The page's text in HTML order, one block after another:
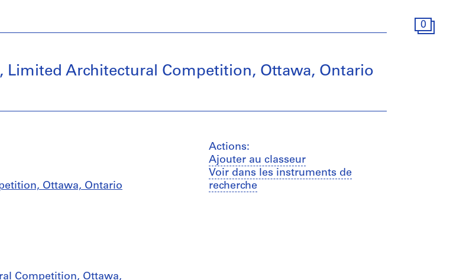
0
Limited Architectural Competition, Ottawa, Ontario
Ottawa, Ontario
Competition, Ottawa,
Actions:
Ajouter au classeur
Voir dans les instruments de
recherche